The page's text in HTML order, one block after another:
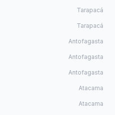
Tarapacá
Tarapacá
Antofagasta
Antofagasta
Antofagasta
Atacama
Atacama